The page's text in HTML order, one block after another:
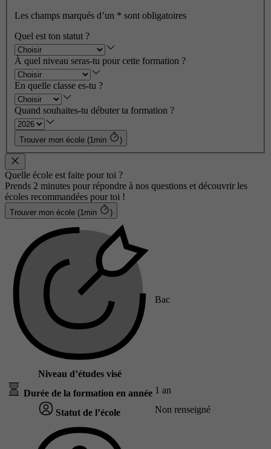
Les champs marqués d’un * sont obligatoires
Quel est ton statut ?
À quel niveau seras-tu pour cette formation ?
En quelle classe es-tu ?
Quand souhaites-tu débuter ta formation ?
Trouver mon école (1min )
Quelle école est faite pour toi ?
Prends 2 minutes pour répondre à nos questions et découvrir les
écoles recommandées pour toi !
Trouver mon école (1min )
Niveau d’études visé
Bac
Durée de la formation en année 1 an
Statut de l’école Non renseigné